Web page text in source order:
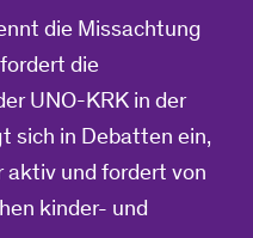
die Missachtung
die
UNO-KRK in der
sich in Debatten ein,
aktiv und fordert von
kinder- und